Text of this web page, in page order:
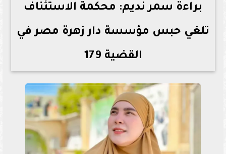
براءة سمر نديم: محكمة الاستئناف
تلغي حبس مؤسسة دار زهرة مصر في
القضية 179